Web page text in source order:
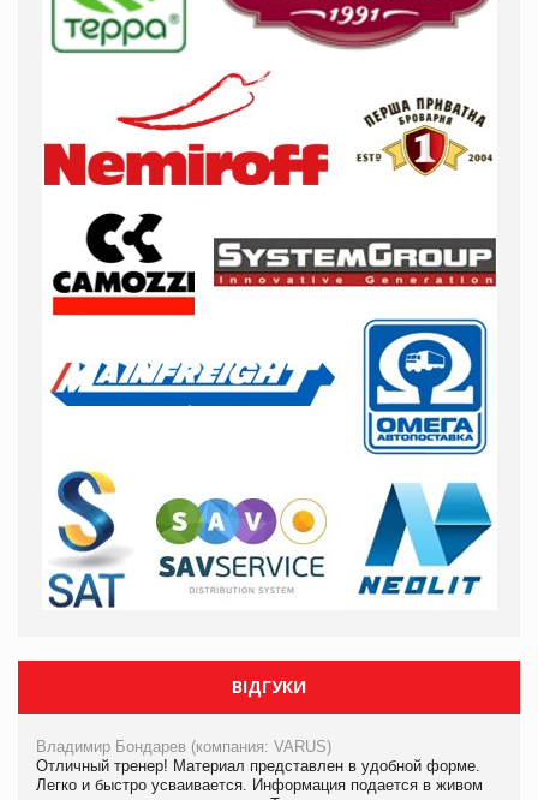
ВІДГУКИ
Владимир Бондарев (компания: VARUS)
Отличный тренер! Материал представлен в удобной форме.
Легко и быстро усваивается. Информация подается в живом